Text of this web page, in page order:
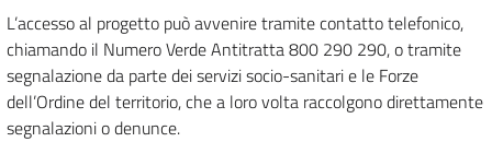
L’accesso al progetto può avvenire tramite contatto telefonico,
chiamando il Numero Verde Antitratta 800 290 290, o tramite
segnalazione da parte dei servizi socio-sanitari e le Forze
dell’Ordine del territorio, che a loro volta raccolgono direttamente
segnalazioni o denunce.